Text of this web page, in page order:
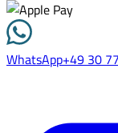
WhatsApp+49 30